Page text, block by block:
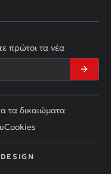
πρώτοι τα νέα
δικαιώματα
Cookies